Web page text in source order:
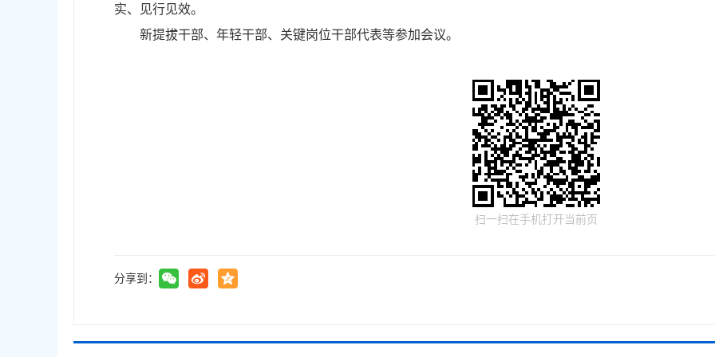
实、见行见效。
新提拔干部、年轻干部、关键岗位干部代表等参加会议。
扫一扫在手机打开当前页
分享到：